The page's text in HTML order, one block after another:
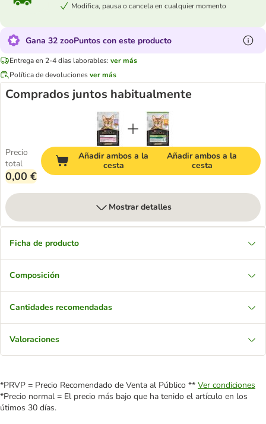
Modifica, pausa o cancela en cualquier momento
Gana 32 zooPuntos con este producto
Entrega en 2-4 días laborables: ver más
Política de devolucionesver más
Comprados juntos habitualmente
Precio
total
0,00 €
Añadir ambos a la
cesta
Añadir ambos a la
cesta
Mostrar detalles
Ficha de producto
Composición
Cantidades recomendadas
Valoraciones
*PRVP = Precio Recomendado de Venta al Público ** Ver condiciones
*Precio normal = El precio más bajo que ha tenido el artículo en los
útimos 30 días.